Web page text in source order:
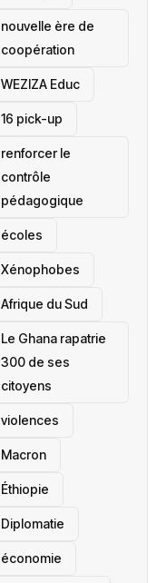
nouvelle ère de
coopération
‎WEZIZA Educ
16 pick-up
renforcer le
contrôle
pédagogique
écoles
‎Xénophobes
Afrique du Sud
Le Ghana rapatrie
300 de ses
citoyens
violences
Macron
Éthiopie
Diplomatie
économie